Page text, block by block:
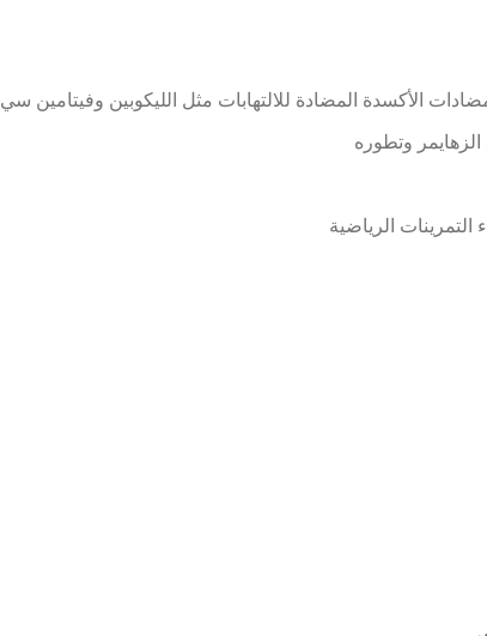
الأكسدة المضادة للالتهابات مثل الليكوبين وفيتامين سي
وتطوره
الرياضية